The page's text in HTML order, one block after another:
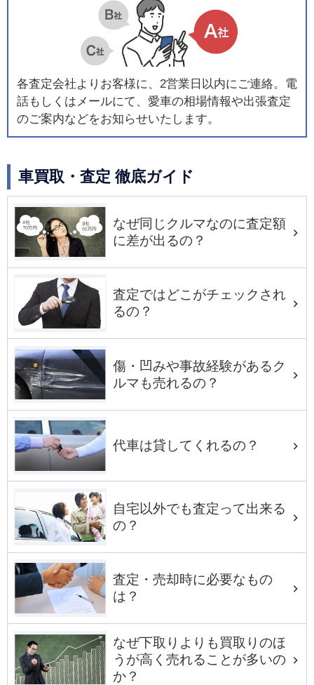
各査定会社よりお客様に、2営業日以内にご連絡。電
話もしくはメールにて、愛車の相場情報や出張査定
のご案内などをお知らせいたします。
車買取・査定 徹底ガイド
なぜ同じクルマなのに査定額
に差が出るの？
査定ではどこがチェックされ
るの？
傷・凹みや事故経験があるク
ルマも売れるの？
代車は貸してくれるの？
自宅以外でも査定って出来る
の？
査定・売却時に必要なもの
は？
なぜ下取りよりも買取りのほ
うが高く売れることが多いの
か？